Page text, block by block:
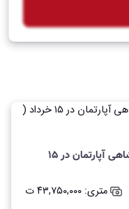
فروش آپارتمان 80 متری در خیابان فراشاهی آپارتمان در ۱۵
متری: ۴۳,۷۵۰,۰۰۰ ت